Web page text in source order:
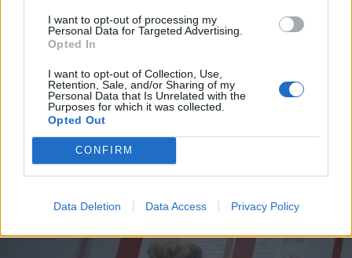
I want to opt-out of processing my
Personal Data for Targeted Advertising.
Opted In
I want to opt-out of Collection, Use,
Retention, Sale, and/or Sharing of my
Personal Data that Is Unrelated with the
Purposes for which it was collected.
Opted Out
CONFIRM
Data Deletion Data Access Privacy Policy
ΔΙΕΘΝΗ 13.09.2018 08:36
PARAPOLITIKA NEWSROOM
Δημοψήφισμα: Το χαρτί της
αποσταθεροποίησης παίζει τώρα ο Ζάεφ
X